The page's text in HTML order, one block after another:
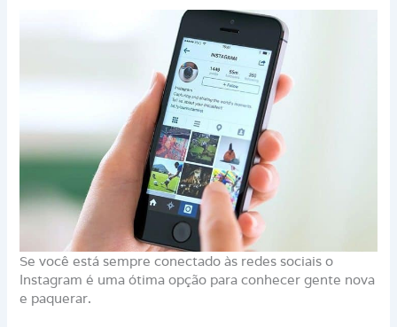
Se você está sempre conectado às redes sociais o
Instagram é uma ótima opção para conhecer gente nova
e paquerar.